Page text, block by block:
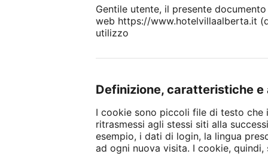
Gentile utente, il presente
web https://www.hotelvillaalberta.it
utilizzo
Definizione, caratteristiche
I cookie sono piccoli file di testo
ritrasmessi agli stessi siti alla
esempio, i dati di login, la lingua
ad ogni nuova visita. I cookie,